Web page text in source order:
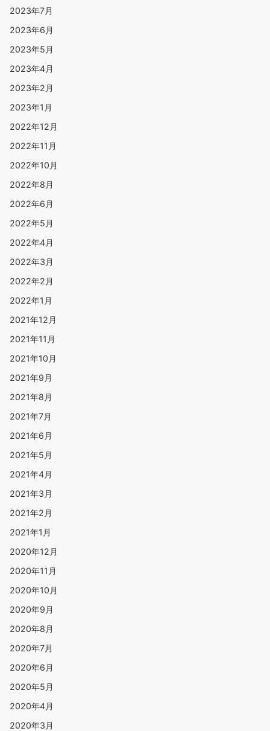
2023年7月
2023年6月
2023年5月
2023年4月
2023年2月
2023年1月
2022年12月
2022年11月
2022年10月
2022年8月
2022年6月
2022年5月
2022年4月
2022年3月
2022年2月
2022年1月
2021年12月
2021年11月
2021年10月
2021年9月
2021年8月
2021年7月
2021年6月
2021年5月
2021年4月
2021年3月
2021年2月
2021年1月
2020年12月
2020年11月
2020年10月
2020年9月
2020年8月
2020年7月
2020年6月
2020年5月
2020年4月
2020年3月